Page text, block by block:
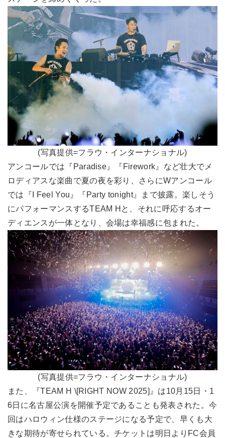
(写真提供=フラウ・インターナショナル)
アンコールでは『Paradise』『Firework』など壮大でメ
ロディアスな楽曲で夏の夜を彩り、さらにWアンコール
では『I Feel You』『Party tonight』まで披露。楽しそう
にパフォーマンスするTEAM Hと、それに呼応するオー
ディエンスが一体となり、会場は幸福感に包まれた。
(写真提供=フラウ・インターナショナル)
また、『TEAM H \[RIGHT NOW 2025]』は10月15日・1
6日に名古屋公演を開催予定であることも発表された。今
回はハロウィン仕様のステージになる予定で、早くも大
きな期待が寄せられている。チケットは明日よりFC会員